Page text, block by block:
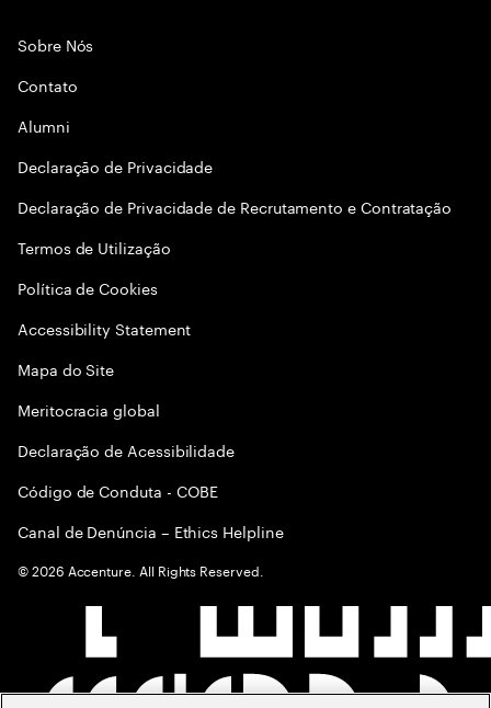
Sobre Nós
Contato
Alumni
Declaraçāo de Privacidade
Declaração de Privacidade de Recrutamento e Contratação
Termos de Utilização
Política de Cookies
Accessibility Statement
Mapa do Site
Meritocracia global
Declaração de Acessibilidade
Código de Conduta - COBE
Canal de Denúncia – Ethics Helpline
©2026 Accenture. All Rights Reserved.